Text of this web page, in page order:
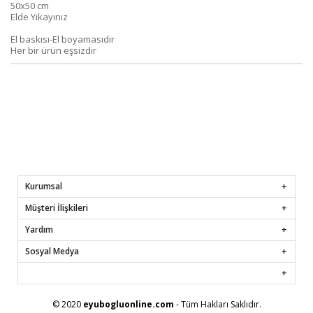
50x50 cm
Elde Yıkayınız
El baskısı-El boyamasıdır
Her bir ürün eşsizdir
Kurumsal
Müşteri İlişkileri
Yardım
Sosyal Medya
© 2020 eyubogluonline.com - Tüm Hakları Saklıdır.